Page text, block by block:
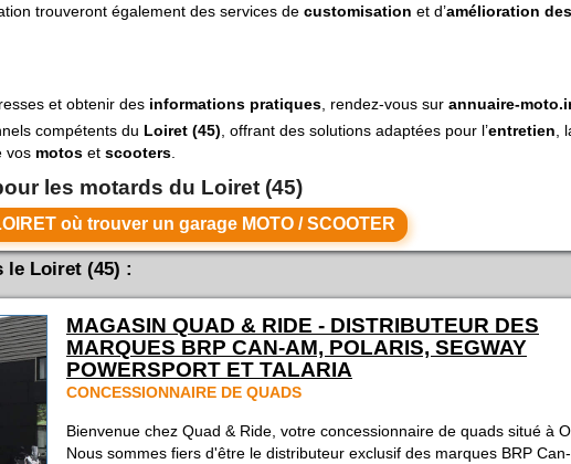
trouveront également des services de customisation et d’amélioration des
et obtenir des informations pratiques , rendez-vous sur annuaire-
compétents du Loiret (45) , offrant des solutions adaptées pour l’entretien ,
vos motos et scooters
les motards du Loiret (45)
Voir toutes les villes du LOIRET où trouver un garage MOTO / SCOOTER
le Loiret (45) :
MAGASIN QUAD & RIDE - DISTRIBUTEUR DES
MARQUES BRP CAN-AM, POLARIS, SEGWAY
POWERSPORT ET TALARIA
CONCESSIONNAIRE DE QUADS
Bienvenue chez Quad & Ride, votre concessionnaire de quads situé à
Nous sommes fiers d'être le distributeur exclusif des marques BRP